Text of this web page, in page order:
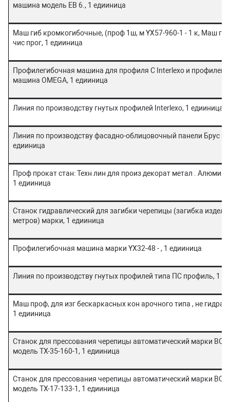
машина модель ЕВ 6., 1 едииница
Маш гиб кромкогибочные, (проф 1ш, м YX57-960-1 - 1 к, Маш
чис прог, 1 едииница
Профилегибочная машина для профиля С Interlexо и
машина ОМЕGA, 1 едииница
Линия по производству гнутых профилей Interlexо, 1 едииница
Линия по производству фасадно-облицовочный панели Брус
едииница
Проф прокат стан: Техн лин для произ декорат метал .
1 едииница
Станок гидравлический для загибки черепицы (загибка
метров) марки, 1 едииница
Профилегибочная машина марки YX32-48 - , 1 едииница
Линия по производству гнутых профилей типа ПС профиль, 1
Маш проф, для изг бескаркасных кон арочного типа , не
1 едииница
Станок для прессования черепицы автоматический марки
модель ТХ-35-160-1, 1 едииница
Станок для прессования черепицы автоматический марки
модель ТХ-17-133-1, 1 едииница